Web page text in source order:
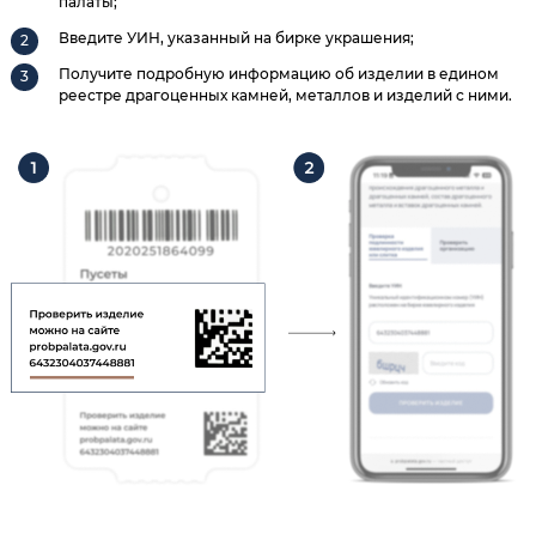
Введите УИН, указанный на бирке украшения;
Получите подробную информацию об изделии в едином
реестре драгоценных камней, металлов и изделий с ними.